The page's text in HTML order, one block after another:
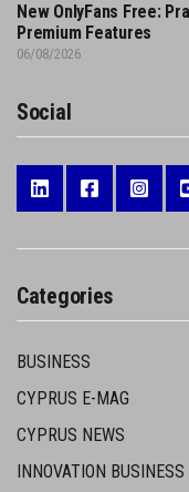
New OnlyFans Free:
Premium Features
06/08/2026
Social
Categories
BUSINESS
CYPRUS E-MAG
CYPRUS NEWS
INNOVATION